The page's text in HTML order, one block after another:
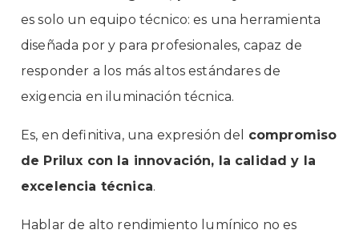
es solo un equipo técnico: es una herramienta
diseñada por y para profesionales, capaz de
responder a los más altos estándares de
exigencia en iluminación técnica.
Es, en definitiva, una expresión del compromiso
de Prilux con la innovación, la calidad y la
excelencia técnica.
Hablar de alto rendimiento lumínico no es